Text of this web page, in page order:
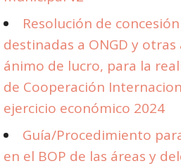
Resolución de
destinadas a ONGD y otras
ánimo de lucro, para la
de Cooperación
ejercicio económico 2024
Guía/Procedimiento
en el BOP de las áreas y